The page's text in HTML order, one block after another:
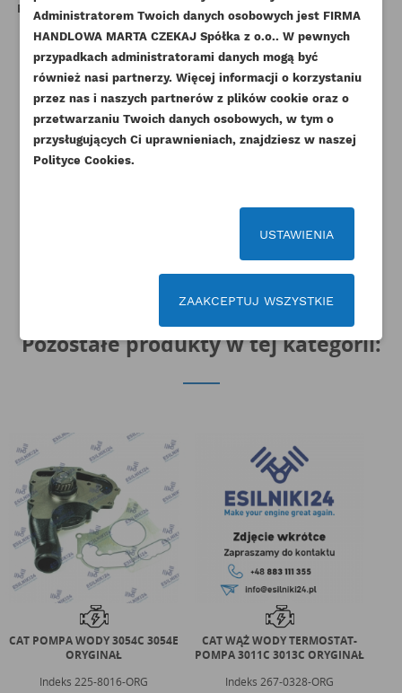
add_circle_outline Stwórz nową listę życzeń
Anuluj Utwórz listę życzeń
Anuluj Zaloguj się
PERKINS KOLANKO TURBINY
1104.4
3766A131AM
182,31 złBrutto
148,22 złNetto
PERKINS KOMPLET PIERŚCIENI
OPOROWYCH NA WAŁ
KORBOWY KMP
Indeks U5TW0002-KMP
Dostępny
30,75 złBrutto
25,00 złNetto
Pozostałe produkty w tej kategorii:
CAT POMPA WODY 3054C 3054E
ORYGINAŁ
Indeks 225-8016-ORG
CAT WĄŻ WODY TERMOSTAT-
POMPA 3011C 3013C ORYGINAŁ
Indeks 267-0328-ORG
Administratorem Twoich danych osobowych jest FIRMA
HANDLOWA MARTA CZEKAJ Spółka z o.o.. W pewnych
przypadkach administratorami danych mogą być
również nasi partnerzy. Więcej informacji o korzystaniu
przez nas i naszych partnerów z plików cookie oraz o
przetwarzaniu Twoich danych osobowych, w tym o
przysługujących Ci uprawnieniach, znajdziesz w naszej
Polityce Cookies.
USTAWIENIA
ZAAKCEPTUJ WSZYSTKIE